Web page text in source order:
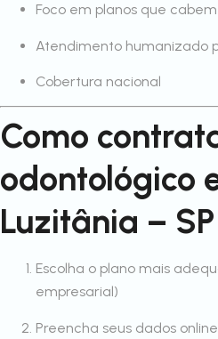
Foco em planos que
Atendimento humanizado
Cobertura nacional
Como
odontológico
Luzitânia – SP
Escolha o plano mais
empresarial)
Preencha seus dados online